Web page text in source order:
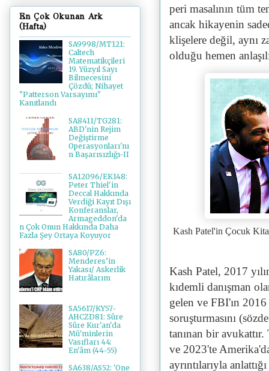
peri masalının tüm
ancak hikayenin
klişelere değil, aynı
olduğu hemen
Kash Patel'in Çocuk
Kash Patel, 2017
kıdemli danışman
gelen ve FBI'ın
soruşturmasını
tanınan bir
ve 2023'te
ayrıntılarıyla
En Çok Okunan Ark
(Hafta)
SA9998/MT121:
Caltech
Matematikçileri
19. Yüzyıl Sayı
Bilmecesini
Çözdü; Nihayet
"Patterson Varsayımı"
Kanıtlandı
SA8411/TG281:
ABD'nin Rejim
Değiştirme
Operasyonları'nı
n Başarısızlığı-II
SA12096/EK148:
Peter Thiel'in
Deccal Hakkında
Verdiği Kayıt Dışı
Konferanslar,
Armageddon'da
n Çok Onun Hakkında Daha
Fazla Şey Ortaya Koyuyor
SA80/PZ6:
Menderes’in
Yakası/ Askerlik
Hatırâlarım
SA5617/KY57-
AHCZD81: Sûre
Sûre Kur'an'da
Mü'minlerin
Vasıfları 44:
En'âm (44-55)
SA638/AS52: 'One